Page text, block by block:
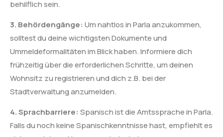
behilflich sein.
3. Behördengänge: Um nahtlos in Parla anzukommen,
solltest du deine wichtigsten Dokumente und
Ummeldeformalitäten im Blick haben. Informiere dich
frühzeitig über die erforderlichen Schritte, um deinen
Wohnsitz zu registrieren und dich z.B. bei der
Stadtverwaltung anzumelden.
4. Sprachbarriere: Spanisch ist die Amtssprache in Parla.
Falls du noch keine Spanischkenntnisse hast, empfiehlt es